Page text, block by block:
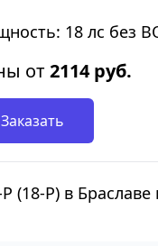
18 лс без
от2114 руб.
Заказать
(18-P) в